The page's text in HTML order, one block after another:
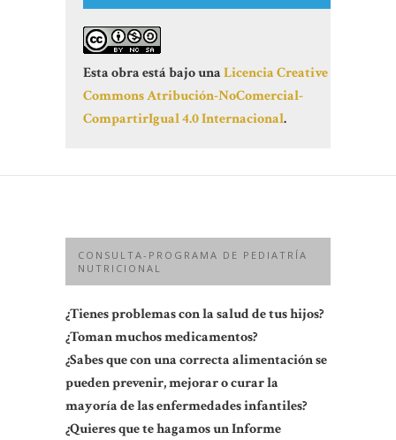
Esta obra está bajo unaLicencia Creative
Commons Atribución-NoComercial-
CompartirIgual 4.0 Internacional.
CONSULTA-PROGRAMA DE PEDIATRÍA
NUTRICIONAL
¿Tienes problemas con la salud de tus hijos?
¿Toman muchos medicamentos?
¿Sabes que con una correcta alimentación se
pueden prevenir, mejorar o curar la
mayoría de las enfermedades infantiles?
¿Quieres que te hagamos un Informe